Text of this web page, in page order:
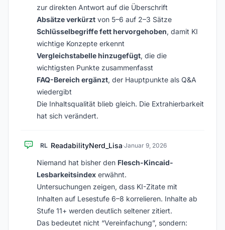
zur direkten Antwort auf die Überschrift
Absätze verkürzt von 5–6 auf 2–3 Sätze
Schlüsselbegriffe fett hervorgehoben, damit KI
wichtige Konzepte erkennt
Vergleichstabelle hinzugefügt, die die
wichtigsten Punkte zusammenfasst
FAQ-Bereich ergänzt, der Hauptpunkte als Q&A
wiedergibt
Die Inhaltsqualität blieb gleich. Die Extrahierbarkeit
hat sich verändert.
RL ReadabilityNerd_Lisa·Januar 9, 2026
Niemand hat bisher den Flesch-Kincaid-
Lesbarkeitsindex erwähnt.
Untersuchungen zeigen, dass KI-Zitate mit
Inhalten auf Lesestufe 6–8 korrelieren. Inhalte ab
Stufe 11+ werden deutlich seltener zitiert.
Das bedeutet nicht “Vereinfachung”, sondern: